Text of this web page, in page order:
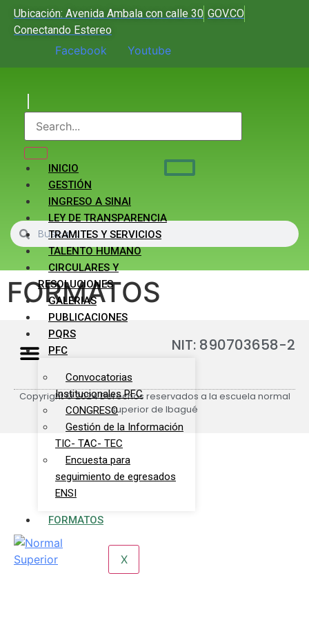
Ubicación: Avenida Ambala con calle 30 GOV.CO
Conectando Estereo
Facebook Youtube
INICIO
GESTIÓN
INGRESO A SINAI
LEY DE TRANSPARENCIA
TRAMITES Y SERVICIOS
TALENTO HUMANO
CIRCULARES Y
RESOLUCIONES
GALERIAS
PUBLICACIONES
PQRS
PFC
Convocatorias
Institucionales PFC
CONGRESO
Gestión de la Información
TIC- TAC- TEC
Encuesta para
seguimiento de egresados
ENSI
FORMATOS
X
FORMATOS
NIT: 890703658-2
Copyright © 2024 Derechos reservados a la escuela normal
superior de Ibagué